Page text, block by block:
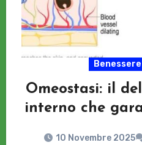
Omeostasi: il
interno che
10 Novembre 2025